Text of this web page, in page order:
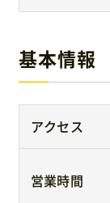
基本情報
アクセス
営業時間